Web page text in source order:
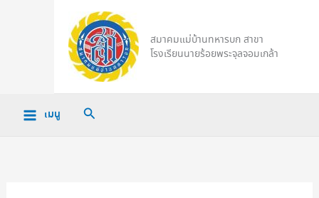
สมาคมแม่บ้านทหารบก สาขา
โรงเรียนนายร้อยพระจุลจอมเกล้า
เมนู Search